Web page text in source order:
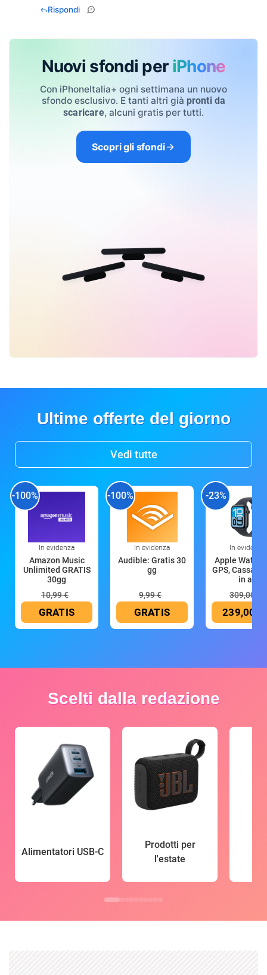
Rispondi
Nuovi sfondi per iPhone
Con iPhoneItalia+ ogni settimana un nuovo
sfondo esclusivo. E tanti altri già pronti da
scaricare, alcuni gratis per tutti.
Scopri gli sfondi
Ultime offerte del giorno
Vedi tutte
-100%
In evidenza
Amazon Music
Unlimited GRATIS
30gg
10,99 €
GRATIS
-100%
In evidenza
Audible: Gratis 30
gg
9,99 €
GRATIS
-23%
In evidenza
Apple Watch
GPS, Cassa
in all
309,00 €
239,00 €
Scelti dalla redazione
Alimentatori USB-C
Prodotti per
l'estate